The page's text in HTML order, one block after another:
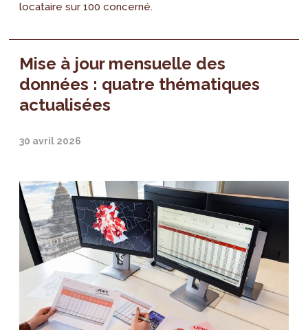
locataire sur 100 concerné.
Mise à jour mensuelle des
données : quatre thématiques
actualisées
30 avril 2026